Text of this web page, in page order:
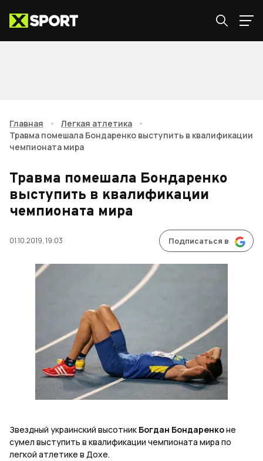
Главная • Легкая атлетика
•
Травма помешала Бондаренко выступить в квалификации
чемпионата мира
Травма помешала Бондаренко
выступить в квалификации
чемпионата мира
01.10.2019, 19:03 Подписаться в
Звездный украинский высотник Богдан Бондаренконе
сумел выступить в квалификации чемпионата мира по
легкой атлетике в Дохе.